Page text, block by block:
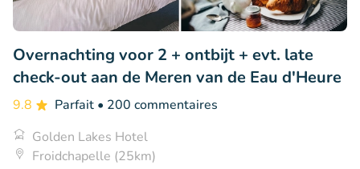
Overnachting voor 2 + ontbijt + evt. late
check-out aan de Meren van de Eau d'Heure
9.8 Parfait • 200 commentaires
Golden Lakes Hotel
Froidchapelle (25km)